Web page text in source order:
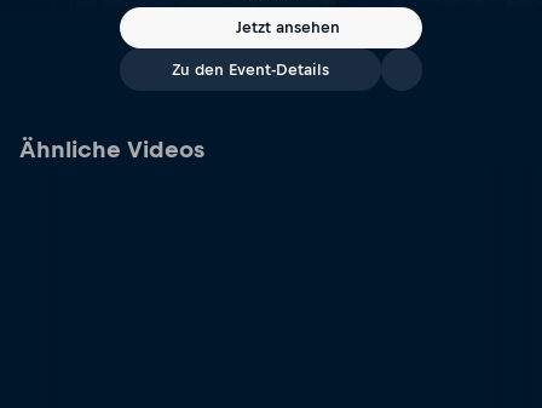
Jetzt ansehen
Zu den Event-Details
Ähnliche Videos